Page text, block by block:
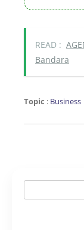
READ :
Bandara
Topic : Business
for: